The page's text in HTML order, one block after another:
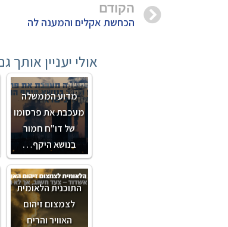
הקודם
הכחשת אקלים והמענה לה
אולי יעניין אותך
מדוע הממשלה
מעכבת את פרסומו
של דו"ח חמור
בנושא היקף…
התוכנית הלאומית
לצמצום זיהום
האוויר והריח